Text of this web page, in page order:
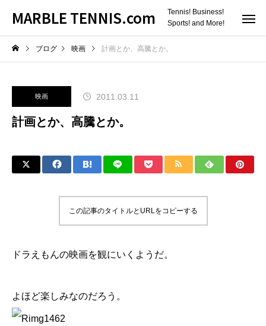
MARBLE TENNIS.com
Tennis! Business!
Sports! and More!
ブログ 映画 計画とか、高騰とか。
映画 2011.03.11
計画とか、高騰とか。
この記事のタイトルとURLをコピーする
ドラえもんの映画を観にいくようだ。
よほど楽しみなのだろう。